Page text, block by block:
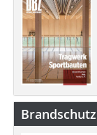
Brandschutz